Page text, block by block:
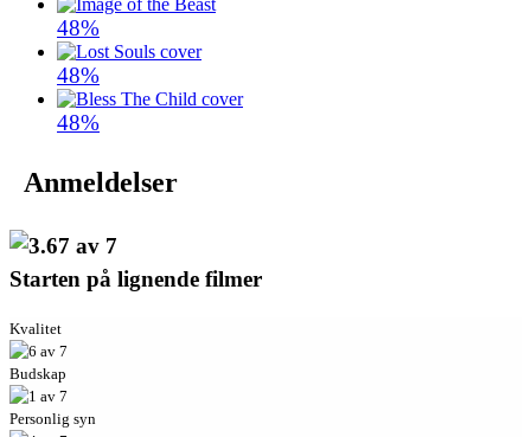
48%
48%
48%
Anmeldelser
Starten på lignende filmer
Kvalitet
Budskap
Personlig syn